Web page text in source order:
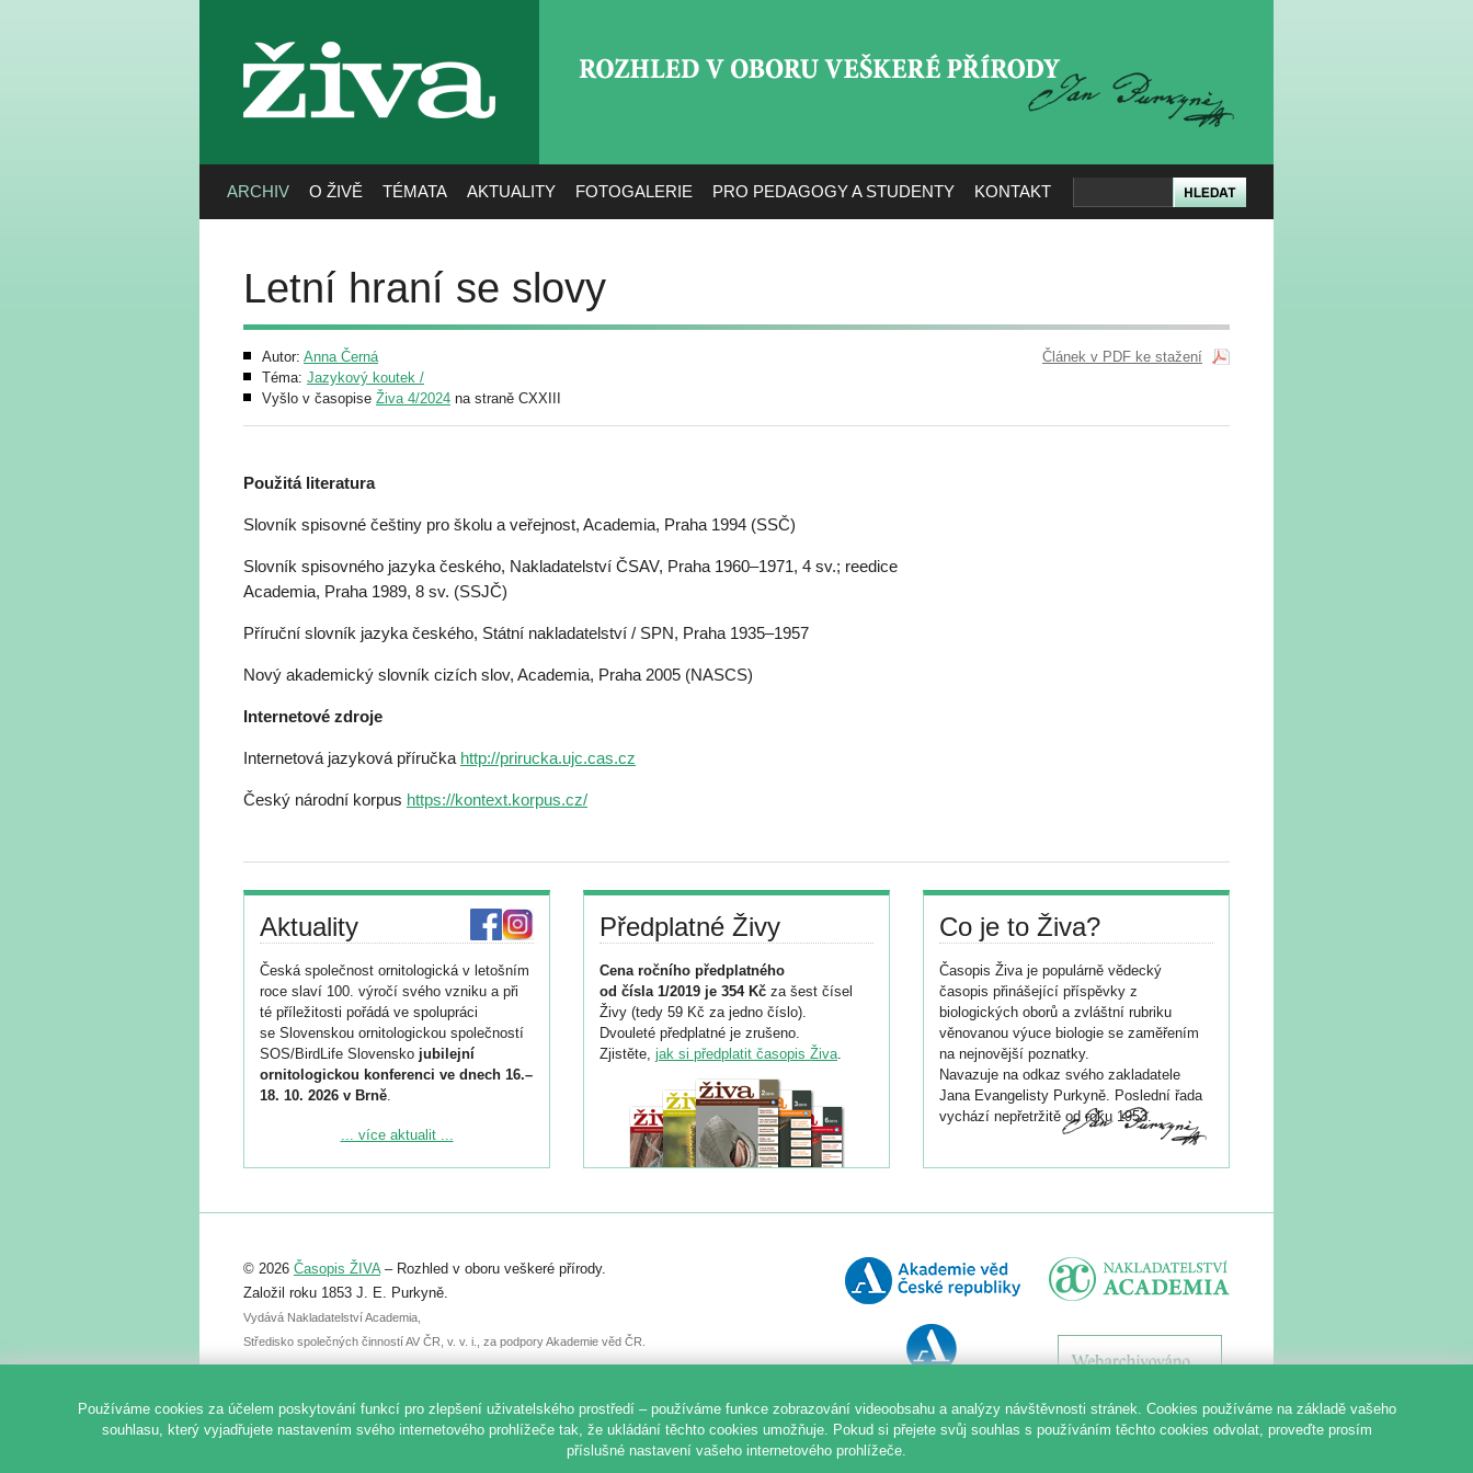
živa
ARCHIV O ŽIVĚ TÉMATA AKTUALITY FOTOGALERIE PRO PEDAGOGY A STUDENTY KONTAKT
Letní hraní se slovy
Autor: Anna Černá
Téma: Jazykový koutek /
Vyšlo v časopise Živa 4/2024 na straně CXXIII
Článek v PDF ke stažení
Použitá literatura
Slovník spisovné češtiny pro školu a veřejnost, Academia, Praha 1994 (SSČ)
Slovník spisovného jazyka českého, Nakladatelství ČSAV, Praha 1960–1971, 4 sv.; reedice
Academia, Praha 1989, 8 sv. (SSJČ)
Příruční slovník jazyka českého, Státní nakladatelství / SPN, Praha 1935–1957
Nový akademický slovník cizích slov, Academia, Praha 2005 (NASCS)
Internetové zdroje
Internetová jazyková příručka http://prirucka.ujc.cas.cz
Český národní korpus https://kontext.korpus.cz/
Aktuality
Česká společnost ornitologická v letošním
roce slaví 100. výročí svého vzniku a při
té příležitosti pořádá ve spolupráci
se Slovenskou ornitologickou společností
SOS/BirdLife Slovensko jubilejní
ornitologickou konferenci ve dnech 16.–
18. 10. 2026 v Brně.
Podrobnější informace ke konferenci
Registrovat se můžete do 6. září.
abstraktu přihlášené přednášky nebo
posteru je už 30. června.
... více aktualit ...
Předplatné Živy
Cena ročního předplatného
od čísla 1/2019 je 354 Kč za šest čísel
Živy (tedy 59 Kč za jedno číslo).
Dvouleté předplatné je zrušeno.
Zjistěte, jak si předplatit časopis Živa.
Co je to Živa?
Časopis Živa je populárně vědecký
časopis přinášející příspěvky z
biologických oborů a zvláštní rubriku
věnovanou výuce biologie se zaměřením
na nejnovější poznatky.
Navazuje na odkaz svého zakladatele
Jana Evangelisty Purkyně. Poslední řada
vychází nepřetržitě od roku 1953.
© 2026 Časopis ŽIVA– Rozhled v oboru veškeré přírody.
Založil roku 1853 J. E. Purkyně.
Vydává Nakladatelství Academia,
Středisko společných činností AV ČR, v. v. i., za podpory Akademie věd ČR.
Používáme cookies za účelem poskytování funkcí pro zlepšení uživatelského prostředí – používáme funkce zobrazování videoobsahu a analýzy návštěvnosti stránek. Cookies používáme na základě vašeho
souhlasu, který vyjadřujete nastavením svého internetového prohlížeče tak, že ukládání těchto cookies umožňuje. Pokud si přejete svůj souhlas s používáním těchto cookies odvolat, proveďte prosím
příslušné nastavení vašeho internetového prohlížeče.